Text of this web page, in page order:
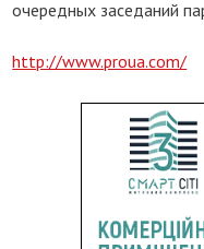
очередных заседаний
http://www.proua.com/